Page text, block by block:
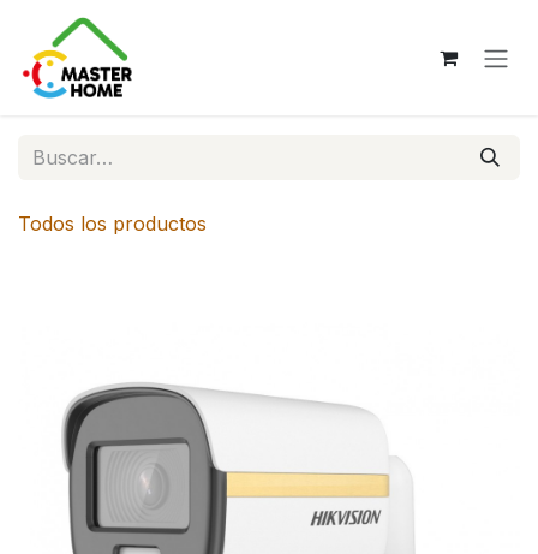
Ir al contenido
Todos los productos